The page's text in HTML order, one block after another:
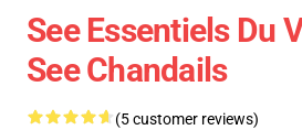
See Essentiels Du
See Chandails
(5 customer reviews)